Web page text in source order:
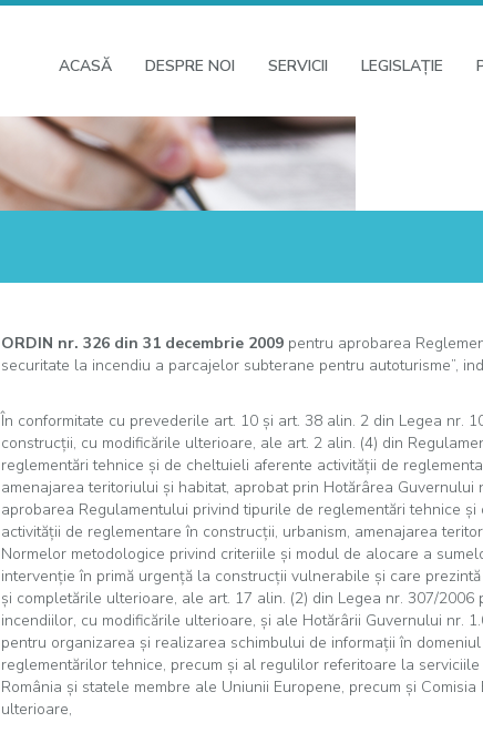
ACASĂ DESPRE NOI SERVICII LEGISLAŢIE
ORDIN nr. 326 din 31 decembrie 2009 pentru aprobarea
securitate la incendiu a parcajelor subterane pentru autoturisme”,
În conformitate cu prevederile art. 10 şi art. 38 alin. 2 din Legea nr.
construcţii, cu modificările ulterioare, ale art. 2 alin. (4) din
reglementări tehnice şi de cheltuieli aferente activităţii de
amenajarea teritoriului şi habitat, aprobat prin Hotărârea Guvernului
aprobarea Regulamentului privind tipurile de reglementări tehnice
activităţii de reglementare în construcţii, urbanism, amenajarea
Normelor metodologice privind criteriile şi modul de alocare a
intervenţie în primă urgenţă la construcţii vulnerabile şi care
şi completările ulterioare, ale art. 17 alin. (2) din Legea nr. 307/2006
incendiilor, cu modificările ulterioare, şi ale Hotărârii Guvernului nr.
pentru organizarea şi realizarea schimbului de informaţii în
reglementărilor tehnice, precum şi al regulilor referitoare la
România şi statele membre ale Uniunii Europene, precum şi Comisia
ulterioare,